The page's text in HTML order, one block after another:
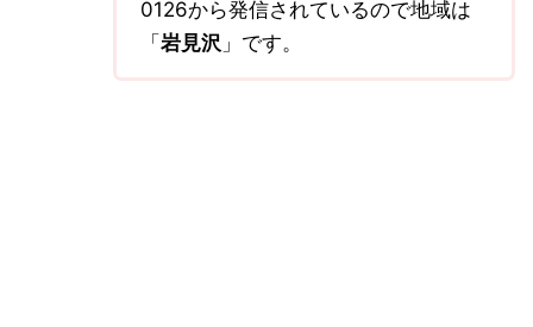
0126から発信されているので地域は
「 岩見沢 」です。